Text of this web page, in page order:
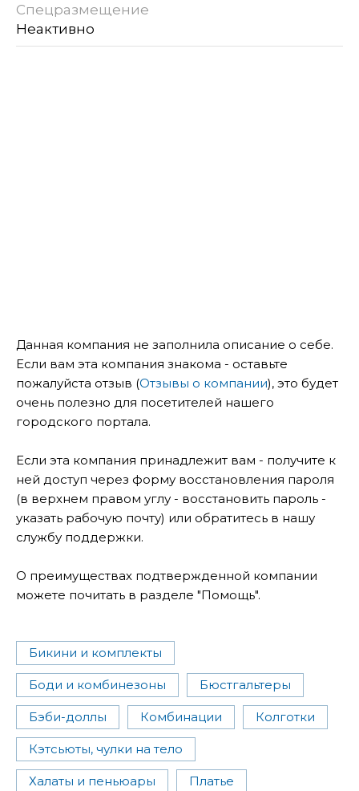
Спецразмещение
Неактивно
Данная компания не заполнила описание о себе.
Если вам эта компания знакома - оставьте
пожалуйста отзыв (Отзывы о компании), это будет
очень полезно для посетителей нашего
городского портала.
Если эта компания принадлежит вам - получите к
ней доступ через форму восстановления пароля
(в верхнем правом углу - восстановить пароль -
указать рабочую почту) или обратитесь в нашу
службу поддержки.
О преимуществах подтвержденной компании
можете почитать в разделе "Помощь".
Бикини и комплекты
Боди и комбинезоны Бюстгальтеры
Бэби-доллы Комбинации Колготки
Кэтсьюты, чулки на тело
Халаты и пеньюары Платье